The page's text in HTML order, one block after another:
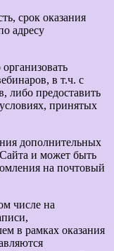
срок оказания
адресу
в т.ч. с
либо предоставить
принятых
дополнительных
и может быть
на почтовый
числе на
в рамках оказания